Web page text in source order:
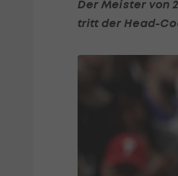
Der Meister von
tritt der Head-